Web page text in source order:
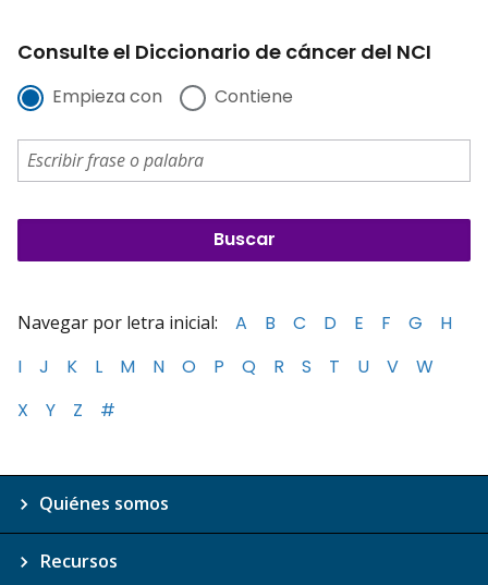
Consulte el Diccionario de cáncer del NCI
Empieza con Contiene
Navegar por letra inicial: A B C D E F G
H
I
J K L M N O P Q R S T U V
W
X
Y Z #
Quiénes somos
Recursos